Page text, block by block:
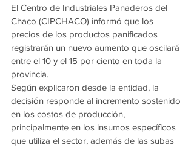
El Centro de Industriales Panaderos del
Chaco (CIPCHACO) informó que los
precios de los productos panificados
registrarán un nuevo aumento que oscilará
entre el 10 y el 15 por ciento en toda la
provincia.
Según explicaron desde la entidad, la
decisión responde al incremento sostenido
en los costos de producción,
principalmente en los insumos específicos
que utiliza el sector, además de las subas